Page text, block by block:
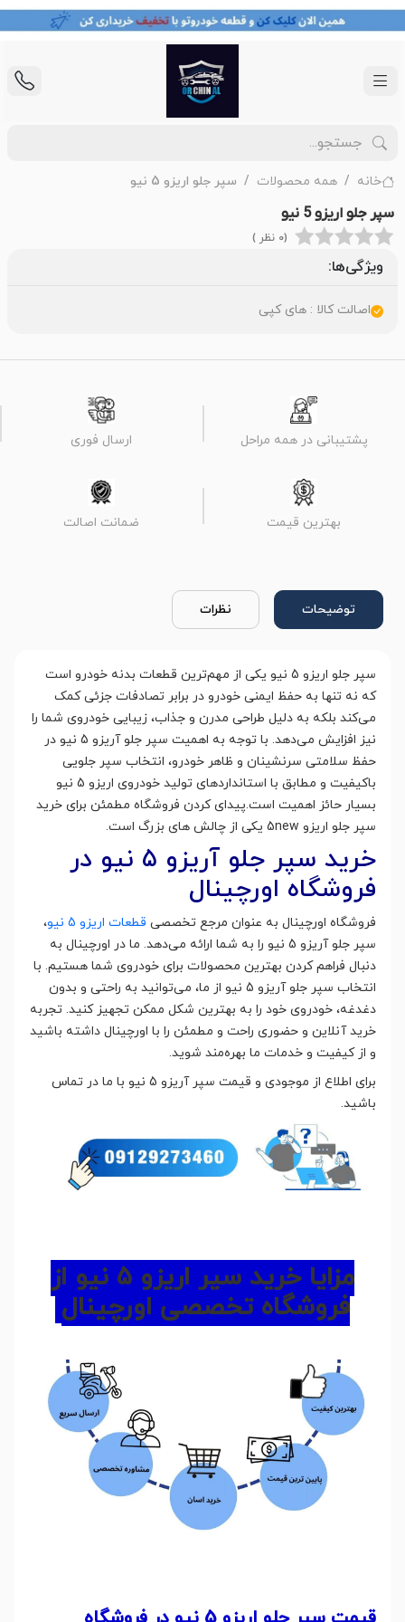
خانه همه محصولات سپر جلو اریزو 5 نیو
سپر جلو اریزو 5 نیو
(0 نظر )
ویژگی‌ها:
اصالت کالا : های کپی
پشتیبانی در همه مراحل ارسال فوری
بهترین قیمت ضمانت اصالت
توضیحات نظرات
سپر جلو اریزو 5 نیو یکی از مهم‌ترین قطعات بدنه خودرو است
که نه تنها به حفظ ایمنی خودرو در برابر تصادفات جزئی کمک
می‌کند بلکه به دلیل طراحی مدرن و جذاب، زیبایی خودروی شما را
نیز افزایش می‌دهد. با توجه به اهمیت سپر جلو آریزو 5 نیو در
حفظ سلامتی سرنشینان و ظاهر خودرو، انتخاب سپر جلویی
باکیفیت و مطابق با استانداردهای تولید خودروی اریزو 5 نیو
بسیار حائز اهمیت است.پیدای کردن فروشگاه مطمئن برای خرید
سپر جلو اریزو 5new یکی از چالش های بزرگ است.
خرید سپر جلو آریزو 5 نیو در
فروشگاه اورچینال
فروشگاه اورچینال به عنوان مرجع تخصصی قطعات اریزو 5 نیو
،
سپر جلو آریزو 5 نیو را به شما ارائه می‌دهد. ما در اورچینال به
دنبال فراهم کردن بهترین محصولات برای خودروی شما هستیم. با
انتخاب سپر جلو آریزو 5 نیو از ما، می‌توانید به راحتی و بدون
دغدغه، خودروی خود را به بهترین شکل ممکن تجهیز کنید. تجربه
خرید آنلاین و حضوری راحت و مطمئن را با اورچینال داشته باشید
و از کیفیت و خدمات ما بهره‌مند شوید.
برای اطلاع از موجودی و قیمت سپر آریزو 5 نیو با ما در تماس
باشید.
مزایا خرید سپر اریزو 5 نیو از
فروشگاه تخصصی اورچینال